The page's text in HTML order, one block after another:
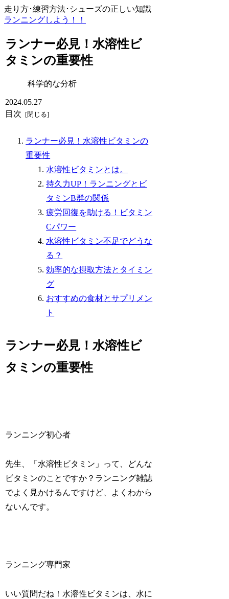
走り方･練習方法･シューズの正しい知識
ランニングしよう！！
ランナー必見！水溶性ビ
タミンの重要性
科学的な分析
2024.05.27
目次
ランナー必見！水溶性ビタミンの
重要性
水溶性ビタミンとは。
持久力UP！ランニングとビ
タミンB群の関係
疲労回復を助ける！ビタミン
Cパワー
水溶性ビタミン不足でどうな
る？
効率的な摂取方法とタイミン
グ
おすすめの食材とサプリメン
ト
ランナー必見！水溶性ビ
タミンの重要性
ランニング初心者
先生、「水溶性ビタミン」って、どんな
ビタミンのことですか？ランニング雑誌
でよく見かけるんですけど、よくわから
ないんです。
ランニング専門家
いい質問だね！水溶性ビタミンは、水に